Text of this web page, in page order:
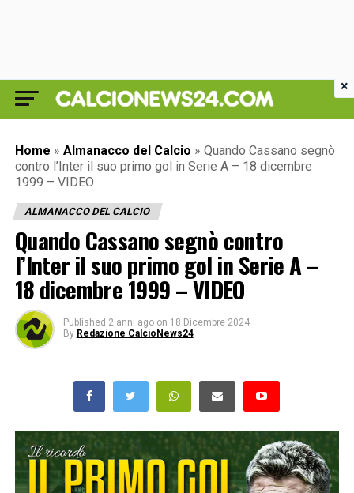
Home » Almanacco del Calcio » Quando Cassano segnò
contro l’Inter il suo primo gol in Serie A – 18 dicembre
1999 – VIDEO
ALMANACCO DEL CALCIO
Quando Cassano segnò contro
l’Inter il suo primo gol in Serie A –
18 dicembre 1999 – VIDEO
Published 2 anni ago on 18 Dicembre 2024
By Redazione CalcioNews24
×